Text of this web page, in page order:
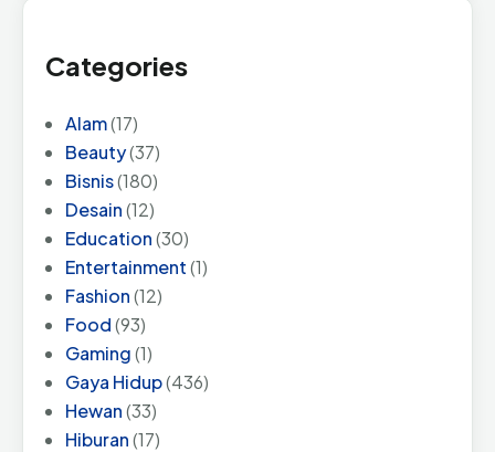
Categories
Alam(17)
Beauty(37)
Bisnis(180)
Desain(12)
Education(30)
Entertainment(1)
Fashion(12)
Food(93)
Gaming(1)
Gaya Hidup(436)
Hewan(33)
Hiburan(17)